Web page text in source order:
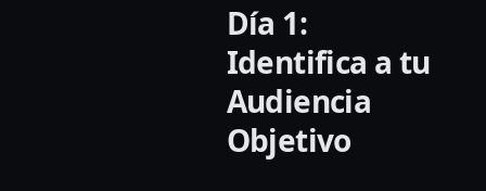
Día 1:
Identifica a tu
Audiencia
Objetivo